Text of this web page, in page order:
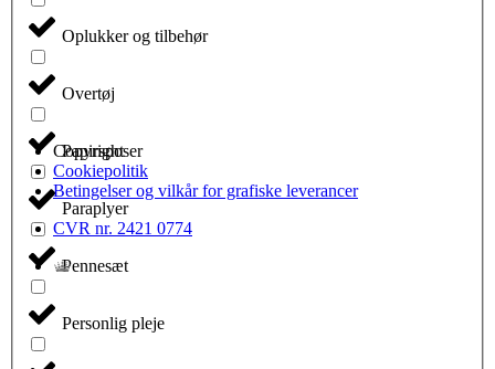
Oplukker og tilbehør
Overtøj
Papirsposer
Paraplyer
Pennesæt
Personlig pleje
Copyright
Cookiepolitik
Betingelser og vilkår for grafiske leverancer
CVR nr. 2421 0774